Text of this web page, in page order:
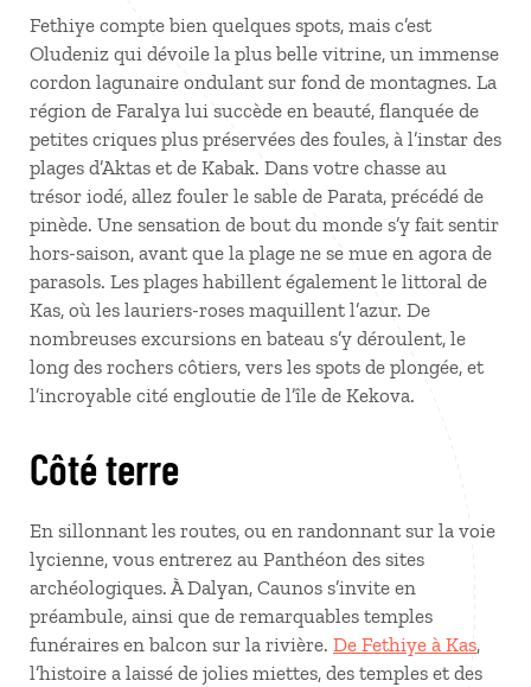
Fethiye compte bien quelques spots, mais c’est
Oludeniz qui dévoile la plus belle vitrine, un immense
cordon lagunaire ondulant sur fond de montagnes. La
région de Faralya lui succède en beauté, flanquée de
petites criques plus préservées des foules, à l’instar des
plages d’Aktas et de Kabak. Dans votre chasse au
trésor iodé, allez fouler le sable de Parata, précédé de
pinède. Une sensation de bout du monde s’y fait sentir
hors-saison, avant que la plage ne se mue en agora de
parasols. Les plages habillent également le littoral de
Kas, où les lauriers-roses maquillent l’azur. De
nombreuses excursions en bateau s’y déroulent, le
long des rochers côtiers, vers les spots de plongée, et
l’incroyable cité engloutie de l’île de Kekova.
Côté terre
En sillonnant les routes, ou en randonnant sur la voie
lycienne, vous entrerez au Panthéon des sites
archéologiques. À Dalyan, Caunos s’invite en
préambule, ainsi que de remarquables temples
funéraires en balcon sur la rivière. De Fethiye à Kas,
l’histoire a laissé de jolies miettes, des temples et des